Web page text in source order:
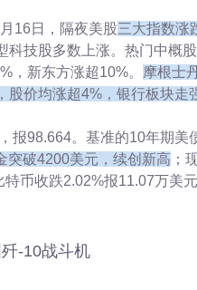
16日，隔夜美股三大指数涨
科技股多数上涨。热门中概
，新东方涨超10%。
摩根士
股价均涨超4%，银行板块走
报98.664。基准的10年期美
突破4200美元，续创新高 ；
特币收跌2.02%报11.07万美
-10战斗机